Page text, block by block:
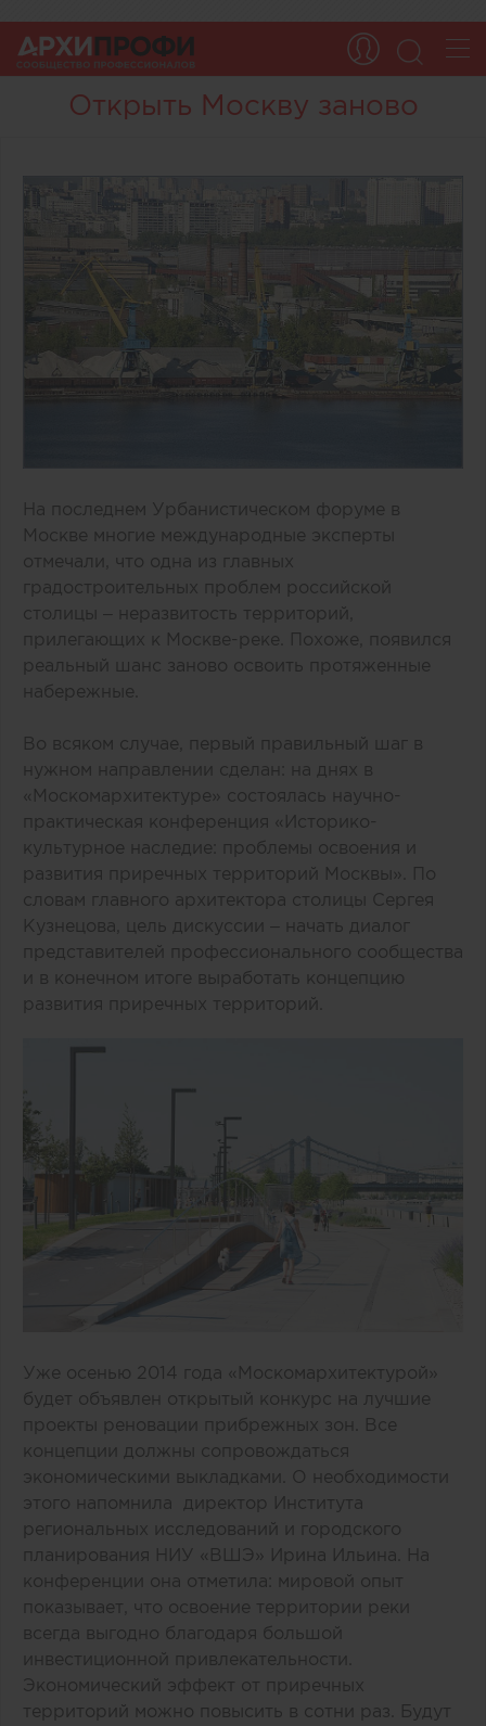
Открыть Москву заново
На последнем Урбанистическом форуме в
Москве многие международные эксперты
отмечали, что одна из главных
градостроительных проблем российской
столицы – неразвитость территорий,
прилегающих к Москве-реке. Похоже, появился
реальный шанс заново освоить протяженные
набережные.
Во всяком случае, первый правильный шаг в
нужном направлении сделан: на днях в
«Москомархитектуре» состоялась научно-
практическая конференция «Историко-
культурное наследие: проблемы освоения и
развития приречных территорий Москвы». По
словам главного архитектора столицы Сергея
Кузнецова, цель дискуссии – начать диалог
представителей профессионального сообщества
и в конечном итоге выработать концепцию
развития приречных территорий.
Уже осенью 2014 года «Москомархитектурой»
будет объявлен открытый конкурс на лучшие
проекты реновации прибрежных зон. Все
концепции должны сопровождаться
экономическими выкладками. О необходимости
этого напомнила директор Института
региональных исследований и городского
планирования НИУ «ВШЭ» Ирина Ильина. На
конференции она отметила: мировой опыт
показывает, что освоение территории реки
всегда выгодно благодаря большой
инвестиционной привлекательности.
Экономический эффект от приречных
территорий можно повысить в сотни раз. Будут